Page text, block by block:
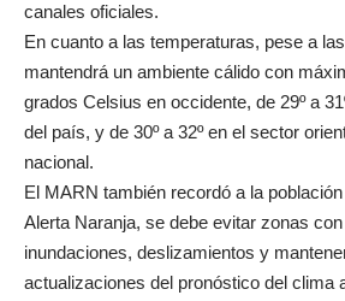
canales oficiales.
En cuanto a las temperaturas, pese a
mantendrá un ambiente cálido con
grados Celsius en occidente, de 29º a
del país, y de 30º a 32º en el sector
nacional.
El MARN también recordó a la
Alerta Naranja, se debe evitar zonas
inundaciones, deslizamientos y
actualizaciones del pronóstico del clima